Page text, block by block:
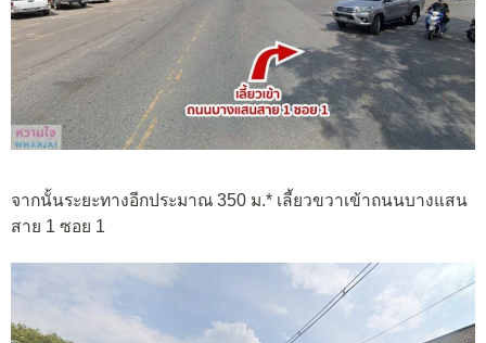
จากนั้นระยะทางอีกประมาณ 350 ม.* เลี้ยวขวาเข้าถนนบางแสน
สาย 1 ซอย 1